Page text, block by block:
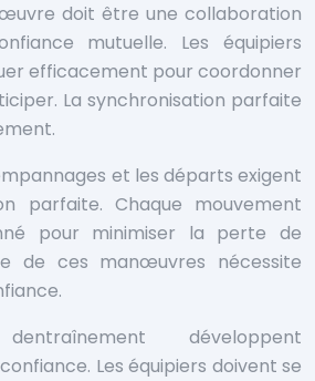
doit être une collaboration
mutuelle. Les équipiers
efficacement pour coordonner
La synchronisation parfaite
et les départs exigent
parfaite. Chaque mouvement
pour minimiser la perte de
de ces manœuvres nécessite
développent
Les équipiers doivent se